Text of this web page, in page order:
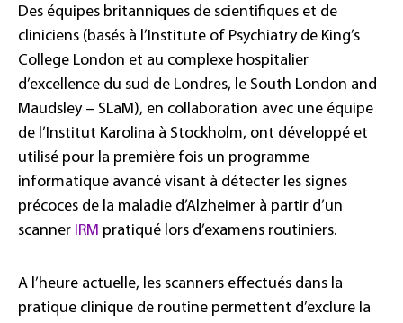
Des équipes britanniques de scientifiques et de
cliniciens (basés à l’Institute of Psychiatry de King’s
College London et au complexe hospitalier
d’excellence du sud de Londres, le South London and
Maudsley – SLaM), en collaboration avec une équipe
de l’Institut Karolina à Stockholm, ont développé et
utilisé pour la première fois un programme
informatique avancé visant à détecter les signes
précoces de la maladie d’Alzheimer à partir d’un
scanner IRM pratiqué lors d’examens routiniers.
A l’heure actuelle, les scanners effectués dans la
pratique clinique de routine permettent d’exclure la